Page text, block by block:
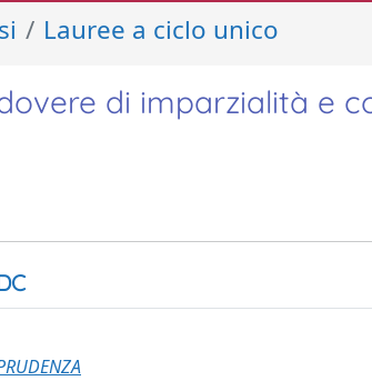
Lauree a ciclo unico
di imparzialità e